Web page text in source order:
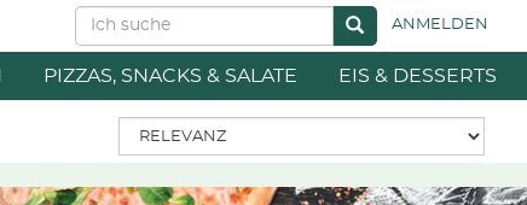
ANMELDEN
PIZZAS, SNACKS & SALATE EIS & DESSERTS